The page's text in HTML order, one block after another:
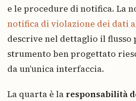
e le procedure di notifica. La
notifica di violazione dei dati
descrive nel dettaglio il flusso
strumento ben progettato
da un’unica interfaccia.
La quarta è la responsabilità